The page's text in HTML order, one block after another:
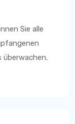
Sie alle